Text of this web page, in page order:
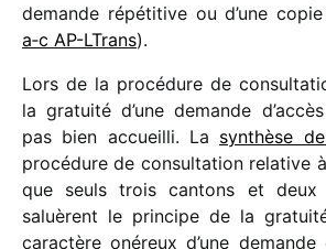
demande répé­ti­tive ou d’une
a‑c AP-LTrans).
Lors de la procé­dure de
la gratuité d’une demande
pas bien accueilli. La synthèse
procé­dure de consul­ta­tion rela­tive
que seuls trois cantons et deux
saluèrent le prin­cipe de la
carac­tère onéreux d’une demande